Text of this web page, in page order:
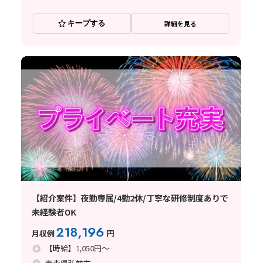
キープする 詳細を見る
【紹介案件】夜勤専属/4勤2休/丁寧な研修制度ありで
未経験者OK
月収例218,196 円
【時給】1,050円～